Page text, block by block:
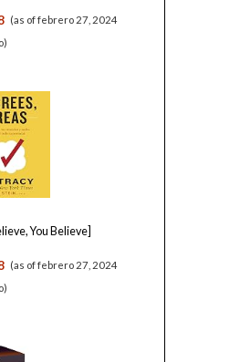
(as of febrero 27, 2024
)
You Believe]
(as of febrero 27, 2024
)